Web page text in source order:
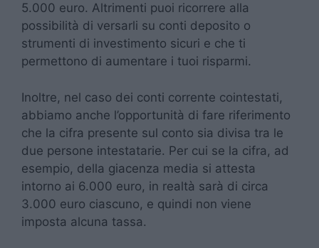
5.000 euro. Altrimenti puoi ricorrere alla
possibilità di versarli su conti deposito o
strumenti di investimento sicuri e che ti
permettono di aumentare i tuoi risparmi.
Inoltre, nel caso dei conti corrente cointestati,
abbiamo anche l’opportunità di fare riferimento
che la cifra presente sul conto sia divisa tra le
due persone intestatarie. Per cui se la cifra, ad
esempio, della giacenza media si attesta
intorno ai 6.000 euro, in realtà sarà di circa
3.000 euro ciascuno, e quindi non viene
imposta alcuna tassa.